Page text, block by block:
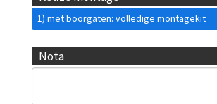
1) met boorgaten: volledige montagekit
Nota